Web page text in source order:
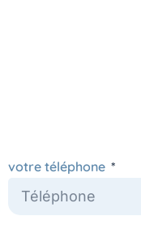
votre téléphone